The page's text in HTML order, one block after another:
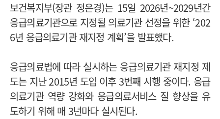
보건복지부(장관 정은경)는 15일 2026년~2029년간
응급의료기관으로 지정될 의료기관 선정을 위한 ‘202
6년 응급의료기관 재지정 계획’을 발표했다.
응급의료법에 따라 실시하는 응급의료기관 재지정 제
도는 지난 2015년 도입 이후 3번째 시행 중이다. 응급
의료기관 역량 강화와 응급의료서비스 질 향상을 유
도하기 위해 매 3년마다 실시된다.